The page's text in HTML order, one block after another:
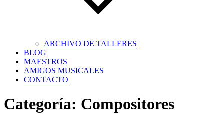
ARCHIVO DE TALLERES
BLOG
MAESTROS
AMIGOS MUSICALES
CONTACTO
Categoría: Compositores